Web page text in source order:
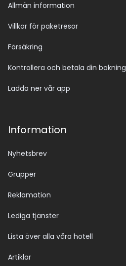
Allmän information
Villkor för paketresor
Försäkring
Kontrollera och betala din bokning
Ladda ner vår app
Information
Nyhetsbrev
Grupper
Reklamation
Lediga tjänster
Lista över alla våra hotell
Artiklar